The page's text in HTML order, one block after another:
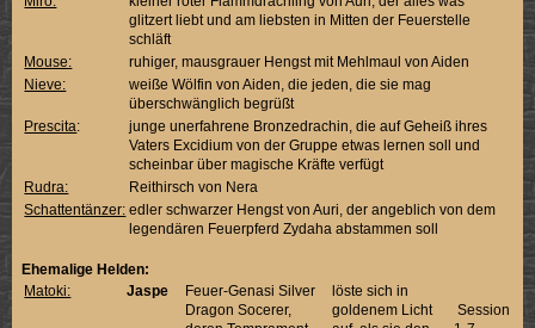
glitzert liebt und am liebsten in Mitten der Feuerstelle
schläft
Mouse:
ruhiger, mausgrauer Hengst mit Mehlmaul von Aiden
Nieve:
weiße Wölfin von Aiden, die jeden, die sie mag
überschwänglich begrüßt
Prescita:
junge unerfahrene Bronzedrachin, die auf Geheiß ihres
Vaters Excidium von der Gruppe etwas lernen soll und
scheinbar über magische Kräfte verfügt
Rudra:
Reithirsch von Nera
Schattentänzer: edler schwarzer Hengst von Auri, der angeblich von dem
legendären Feuerpferd Zydaha abstammen soll
Ehemalige Helden:
Matoki:
Jaspe
Feuer-Genasi Silver
Dragon Socerer,
löste sich in
goldenem Licht
Session